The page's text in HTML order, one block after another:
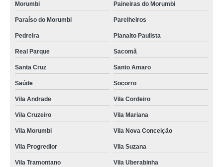
Morumbi Paineiras do Morumbi
Paraíso do Morumbi Parelheiros
Pedreira Planalto Paulista
Real Parque Sacomã
Santa Cruz Santo Amaro
Saúde Socorro
Vila Andrade Vila Cordeiro
Vila Cruzeiro Vila Mariana
Vila Morumbi Vila Nova Conceição
Vila Progredior Vila Suzana
Vila Tramontano Vila Uberabinha